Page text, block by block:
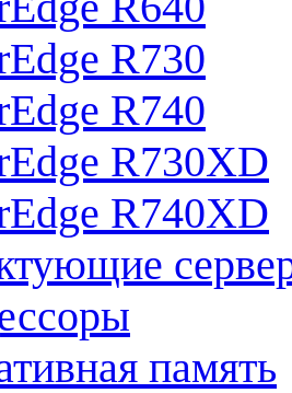
R730
R740
R730XD
R740XD
память